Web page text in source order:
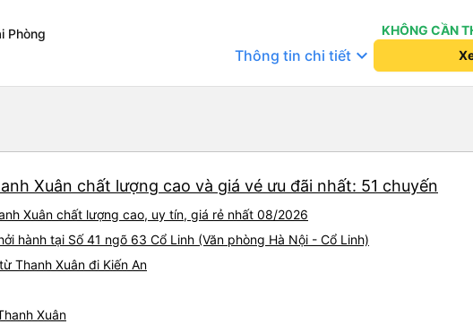
Phòng
đó. Cảm ơn anh và nhà xe rất nhiều.
KHÔNG CẦN
Thông tin chi tiết keyboard_arrow_down
Xuân chất lượng cao và giá vé ưu đãi nhất: 51 chuyến
Xuân chất lượng cao, uy tín, giá rẻ nhất 08/2026
hành tại Số 41 ngõ 63 Cổ Linh (Văn phòng Hà Nội - Cổ Linh)
Thanh Xuân đi Kiến An
Xuân